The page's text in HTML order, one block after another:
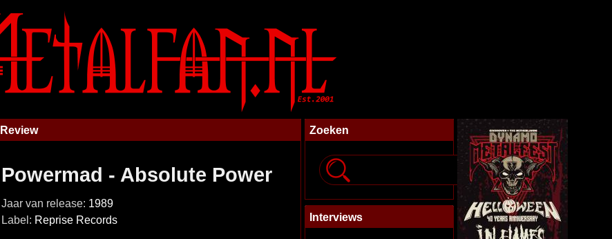
Review
Powermad - Absolute Power
Jaar van release: 1989
Label: Reprise Records
Zoeken
Interviews